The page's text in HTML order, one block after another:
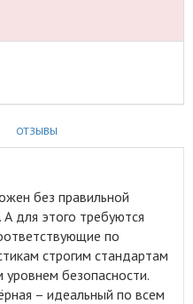
ОТЗЫВЫ
без правильной
. А для этого требуются
по
строгим стандартам
безопасности.
– идеальный по всем